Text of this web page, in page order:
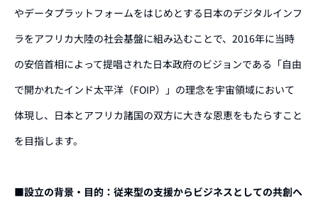
やデータプラットフォームをはじめとする日本のデジタルインフ
ラをアフリカ大陸の社会基盤に組み込むことで、2016年に当時
の安倍首相によって提唱された日本政府のビジョンである「自由
で開かれたインド太平洋（FOIP）」の理念を宇宙領域において
体現し、日本とアフリカ諸国の双方に大きな恩恵をもたらすこと
を目指します。
■設立の背景・目的：従来型の支援からビジネスとしての共創へ